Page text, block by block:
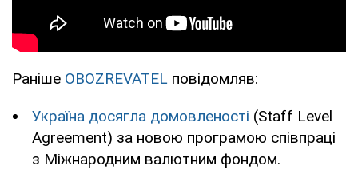
Раніше OBOZREVATEL повідомляв:
Україна досягла домовленості (Staff Level
Agreement) за новою програмою співпраці
з Міжнародним валютним фондом.